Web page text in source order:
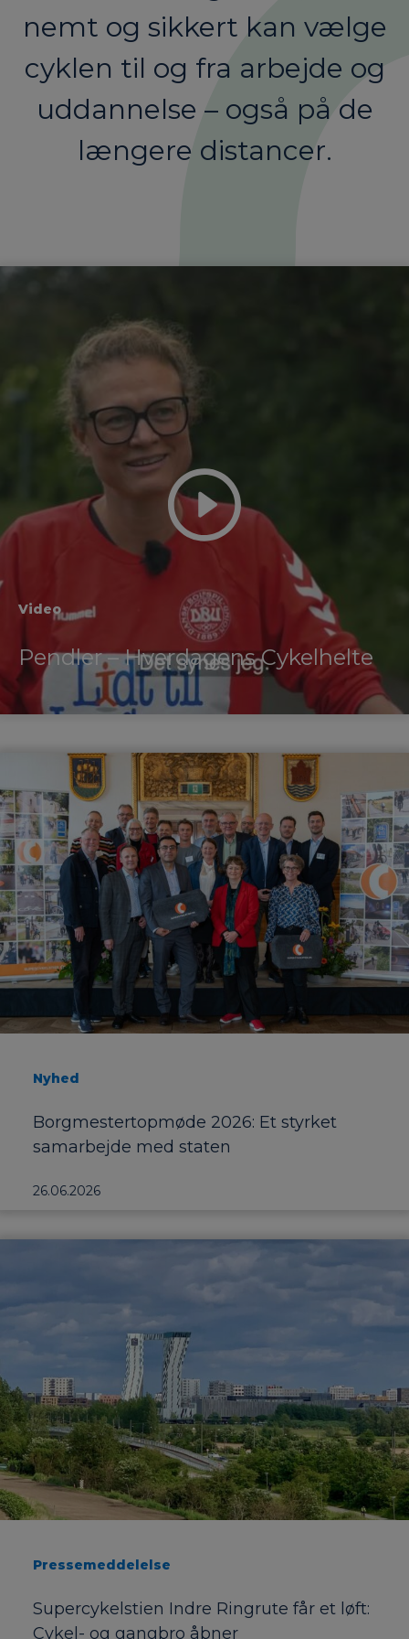
nemt og sikkert kan vælge
cyklen til og fra arbejde og
uddannelse – også på de
længere distancer.
Video
Pendler – Hverdagens Cykelhelte
Alle videoer
Nyhed
Borgmestertopmøde 2026: Et styrket
samarbejde med staten
26.06.2026
Pressemeddelelse
Supercykelstien Indre Ringrute får et løft:
Cykel- og gangbro åbner